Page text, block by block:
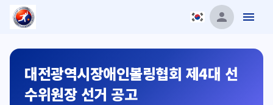
대전광역시장애인볼링협회 제4대 선
수위원장 선거 공고